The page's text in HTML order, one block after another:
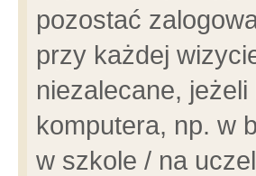
pozostać
przy każdej
niezalecane,
komputera, np. w
w szkole / na